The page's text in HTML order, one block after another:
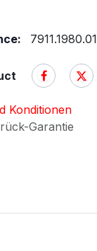
7911.1980.01
Konditionen
Garantie